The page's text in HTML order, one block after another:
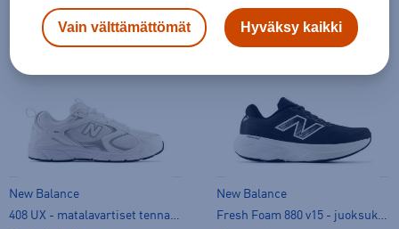
New Balance
408 UX - matalavartiset tennarit
New Balance
Fresh Foam 880 v15 - juoksukengät
Vain välttämättömät Hyväksy kaikki